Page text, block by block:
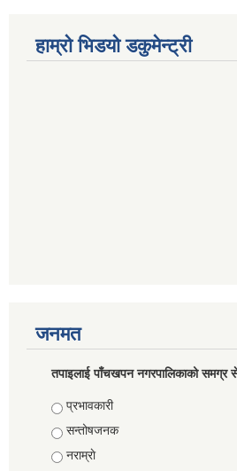
हाम्रो भिडयो डकुमेन्ट्री
जनमत
तपाइलाई पाँचखपन नगरपालिकाको समग्र
Choices
प्रभावकारी
सन्तोषजनक
नराम्राे